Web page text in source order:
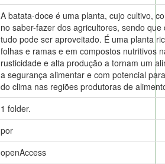
A batata-doce é uma planta, cujo cultivo,
no saber-fazer dos agricultores, sendo
tudo pode ser aproveitado. É uma planta
folhas e ramas e em compostos nutritivos
rusticidade e alta produção a tornam um
a segurança alimentar e com potencial
do clima nas regiões produtoras de
1 folder.
por
openAccess